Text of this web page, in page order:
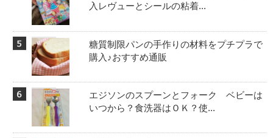
入レヴューとシールの粘着...
糖質制限パンの手作りの材料をプチプラで
購入♪おすすめ通販
エジソンのスプーンとフォーク ベビーは
いつから？食洗器はＯＫ？使...